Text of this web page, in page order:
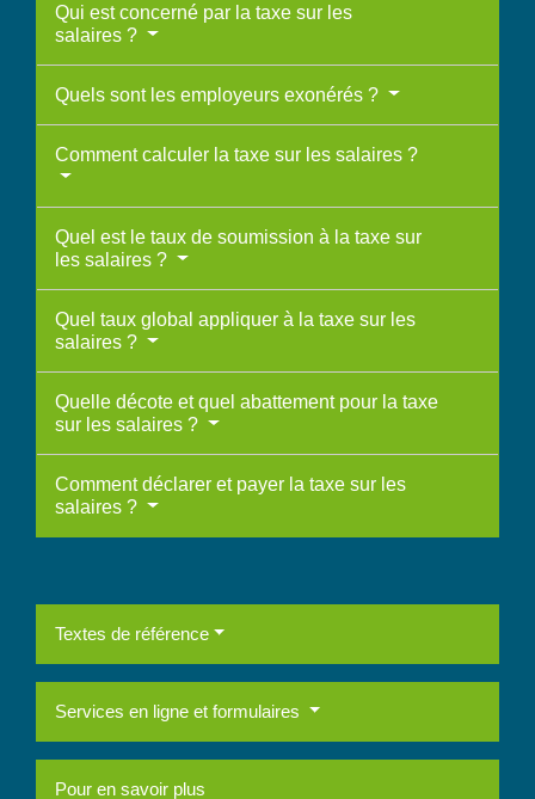
Qui est concerné par la taxe sur les
salaires ?
Quels sont les employeurs exonérés ?
Comment calculer la taxe sur les salaires ?
Quel est le taux de soumission à la taxe sur
les salaires ?
Quel taux global appliquer à la taxe sur les
salaires ?
Quelle décote et quel abattement pour la taxe
sur les salaires ?
Comment déclarer et payer la taxe sur les
salaires ?
Textes de référence
Services en ligne et formulaires
Pour en savoir plus